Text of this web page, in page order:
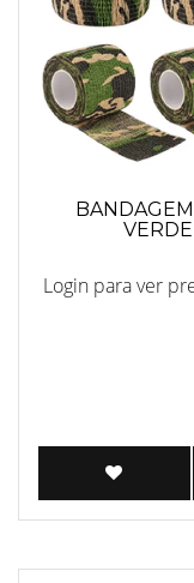
Login para ver